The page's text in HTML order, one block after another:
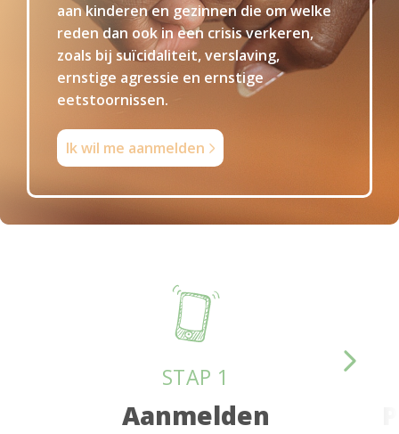
Downloads
aan kinderen en gezinnen die om welke
reden dan ook in een crisis verkeren,
zoals bij suïcidaliteit, verslaving,
ernstige agressie en ernstige
eetstoornissen.
Ik wil me aanmelden
STAP 1
Aanmelden